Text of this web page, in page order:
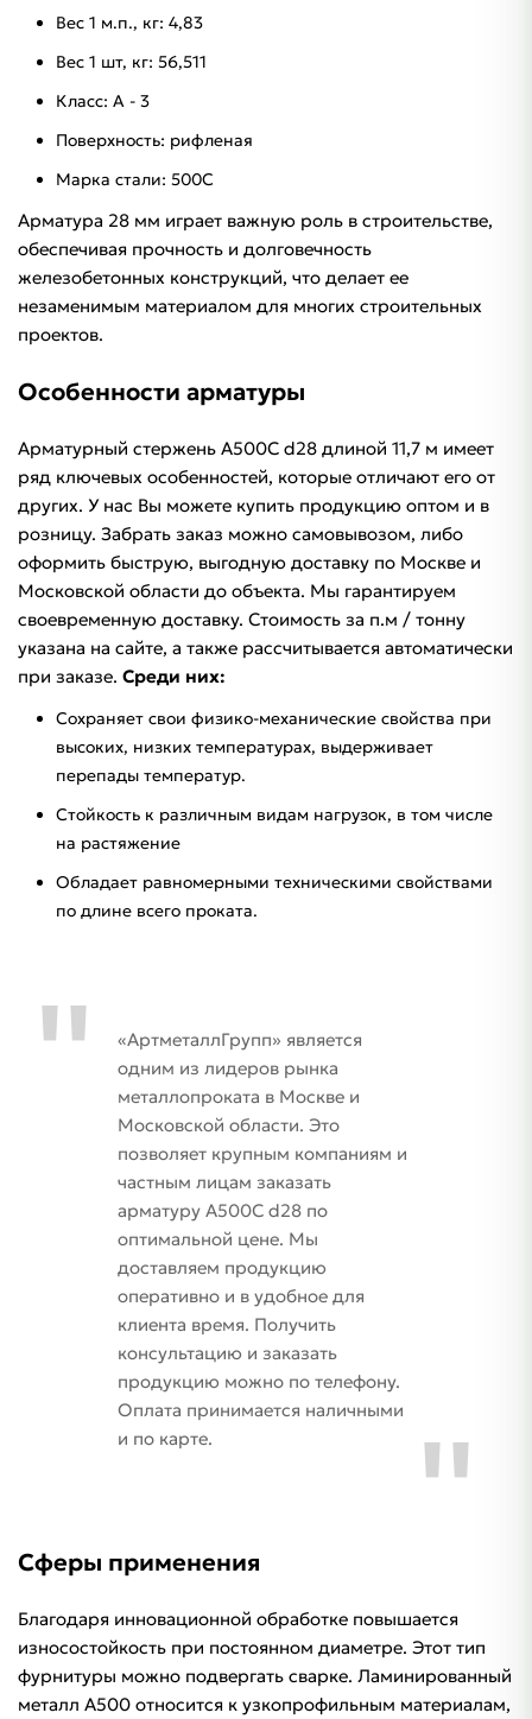
Вес 1 м.п., кг: 4,83
Вес 1 шт, кг: 56,511
Класс: А - 3
Поверхность: рифленая
Марка стали: 500С
Арматура 28 мм играет важную роль в строительстве,
обеспечивая прочность и долговечность
железобетонных конструкций, что делает ее
незаменимым материалом для многих строительных
проектов.
Особенности арматуры
Арматурный стержень A500C d28 длиной 11,7 м имеет
ряд ключевых особенностей, которые отличают его от
других. У нас Вы можете купить продукцию оптом и в
розницу. Забрать заказ можно самовывозом, либо
оформить быструю, выгодную доставку по Москве и
Московской области до объекта. Мы гарантируем
своевременную доставку. Стоимость за п.м / тонну
указана на сайте, а также рассчитывается автоматически
при заказе. Среди них:
Сохраняет свои физико-механические свойства при
высоких, низких температурах, выдерживает
перепады температур.
Стойкость к различным видам нагрузок, в том числе
на растяжение
Обладает равномерными техническими свойствами
по длине всего проката.
«АртметаллГрупп» является
одним из лидеров рынка
металлопроката в Москве и
Московской области. Это
позволяет крупным компаниям и
частным лицам заказать
арматуру А500С d28 по
оптимальной цене. Мы
доставляем продукцию
оперативно и в удобное для
клиента время. Получить
консультацию и заказать
продукцию можно по телефону.
Оплата принимается наличными
и по карте.
Сферы применения
Благодаря инновационной обработке повышается
износостойкость при постоянном диаметре. Этот тип
фурнитуры можно подвергать сварке. Ламинированный
металл А500 относится к узкопрофильным материалам,